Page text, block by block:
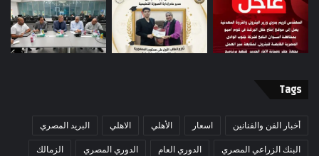
Tags
أخبار الفن والفنانين اسعار الأهلي الاهلي البريد المصري
البنك الزراعي المصري الدوري العام الدوري المصري الزمالك